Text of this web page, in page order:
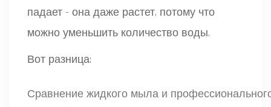
падает - она даже растет, потому что
можно уменьшить количество воды.
Вот разница:
Сравнение жидкого мыла и